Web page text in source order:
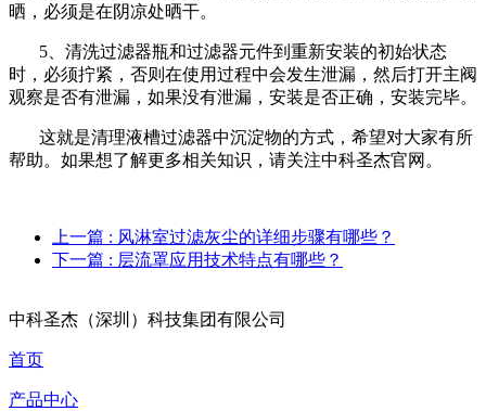
晒，必须是在阴凉处晒干。
5、清洗过滤器瓶和过滤器元件到重新安装的初始状态
时，必须拧紧，否则在使用过程中会发生泄漏，然后打开主阀
观察是否有泄漏，如果没有泄漏，安装是否正确，安装完毕。
这就是清理液槽过滤器中沉淀物的方式，希望对大家有所
帮助。如果想了解更多相关知识，请关注中科圣杰官网。
上一篇 : 风淋室过滤灰尘的详细步骤有哪些？
下一篇 : 层流罩应用技术特点有哪些？
中科圣杰（深圳）科技集团有限公司
首页
产品中心